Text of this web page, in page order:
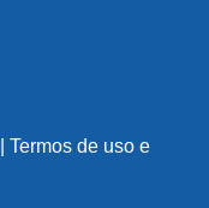
Termos de uso e